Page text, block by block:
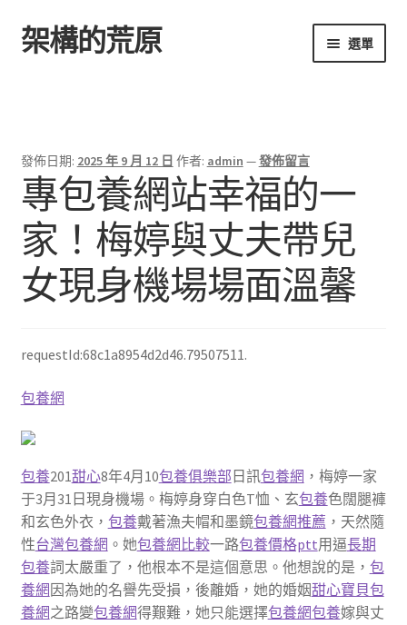
跳
至
跳
至
架構的荒原 選單
發佈日期: 2025 年 9 月 12 日 作者: admin —發佈留言
專包養網站幸福的一
家！梅婷與丈夫帶兒
女現身機場場面溫馨
requestId:68c1a8954d2d46.79507511.
包養網
包養201甜心8年4月10包養俱樂部 日訊包養網 ，梅婷一家
于3月31日現身機場。梅婷身穿白色T恤、玄包養色闊腿褲
和玄色外衣， 包養戴著漁夫帽和墨鏡包養網推薦 ，天然隨
性台灣包養網 。她包養網比較一路包養價格ptt用逼長期
包養詞太嚴重了，他根本不是這個意思。他想說的是， 包
養網 因為她的名譽先受損，後離婚，她的婚姻甜心寶貝包
養網之路變包養網得艱難，她只能選擇包養網包養嫁與丈